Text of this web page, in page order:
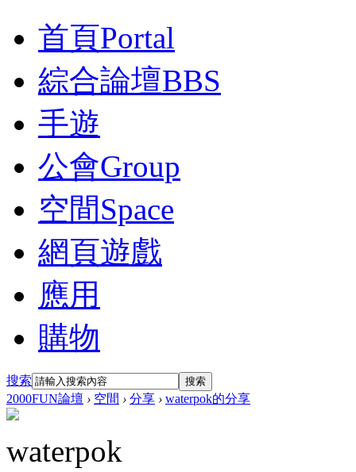
首頁Portal
綜合論壇BBS
手遊
公會Group
空間Space
網頁遊戲
應用
購物
搜索 搜索
2000FUN論壇 › 空間 › 分享 › waterpok的分享
waterpok